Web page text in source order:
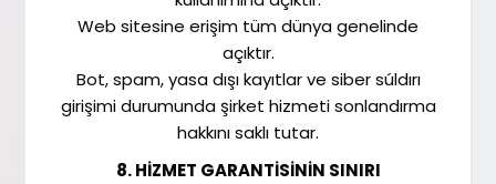
Web sitesine erişim tüm dünya genelinde
açıktır.
Bot, spam, yasa dışı kayıtlar ve siber súldırı
girişimi durumunda şirket hizmeti sonlandırma
hakkını saklı tutar.
8. HİZMET GARANTİSİNİN SINIRI